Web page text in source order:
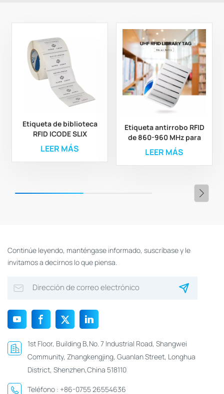
Etiqueta de biblioteca
RFID ICODE SLIX
ISO15693 impresa
personalizada con
adhesivo 3M
LEER MÁS
Etiqueta antirrobo RFID
de 860-960 MHz para
gestión de libros,
etiqueta RFID para
biblioteca
LEER MÁS
Continúe leyendo, manténgase informado, suscríbase y le
invitamos a decirnos lo que piensa.
1st Floor, Building B,No. 7 Industrial Road, Shangwei
Community, Zhangkengjing, Guanlan Street, Longhua
District, Shenzhen,China 518110
Teléfono : +86-0755 26554636